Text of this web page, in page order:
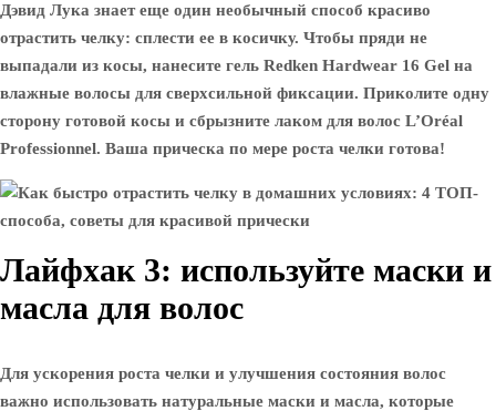
Дэвид Лука знает еще один необычный способ красиво
отрастить челку: сплести ее в косичку. Чтобы пряди не
выпадали из косы, нанесите гель Redken Hardwear 16 Gel на
влажные волосы для сверхсильной фиксации. Приколите одну
сторону готовой косы и сбрызните лаком для волос L’Oréal
Professionnel. Ваша прическа по мере роста челки готова!
Лайфхак 3: используйте маски и
масла для волос
Для ускорения роста челки и улучшения состояния волос
важно использовать натуральные маски и масла, которые